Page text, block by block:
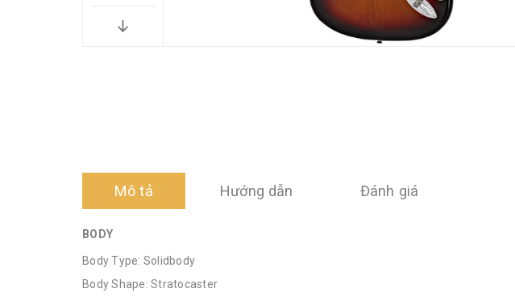
Mô tả Hướng dẫn Đánh giá
BODY
Body Type: Solidbody
Body Shape: Stratocaster